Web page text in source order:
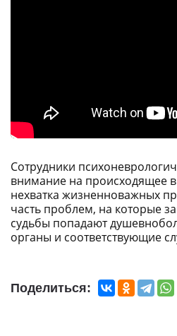
Сотрудники
внимание на происходящее
нехватка жизненноважных
часть проблем, на которые
судьбы попадают
органы и соответствующие
Поделиться: